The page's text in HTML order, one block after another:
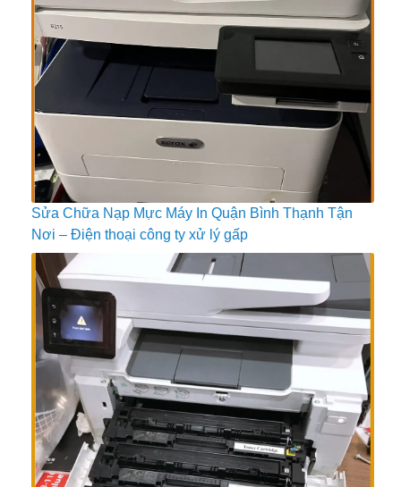
Sửa Chữa Nạp Mực Máy In Quận Bình Thạnh Tận
Nơi – Điện thoại công ty xử lý gấp